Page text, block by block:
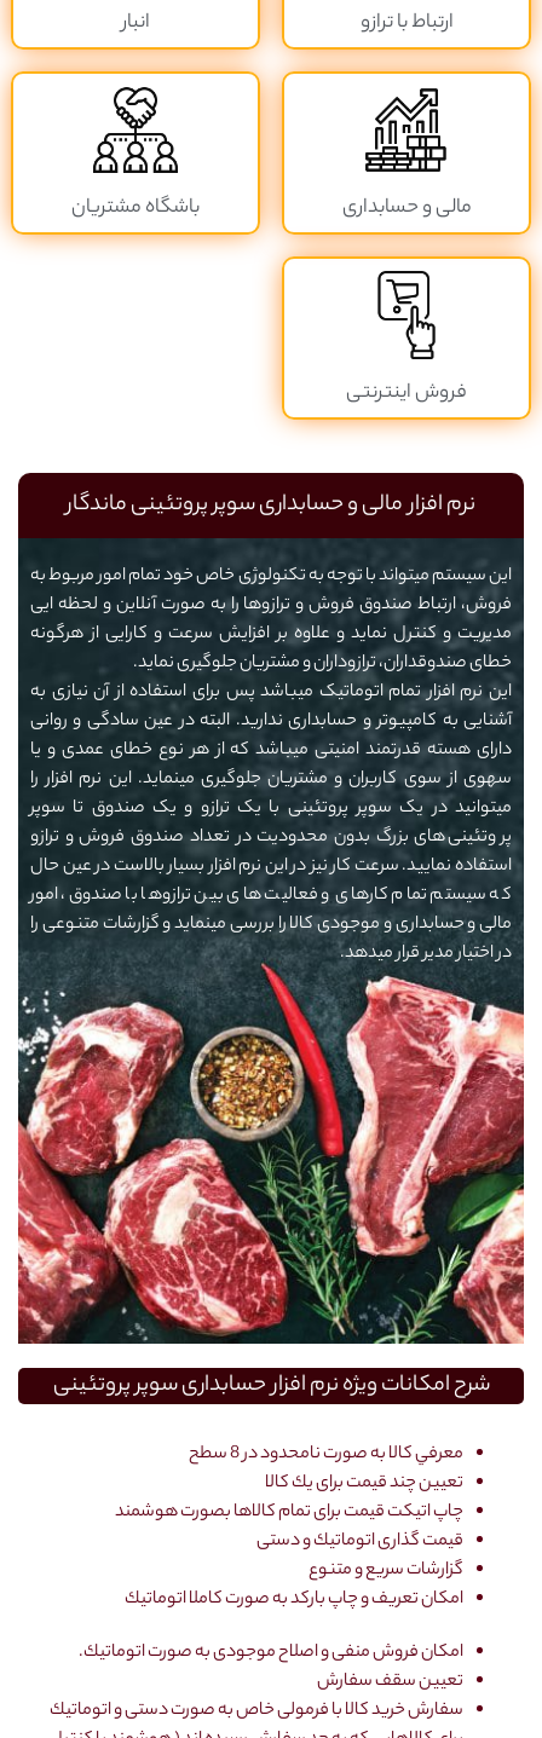
ارتباط با ترازو انبار
مالی و حسابداری باشگاه مشتریان
فروش اینترنتی
نرم افزار مالی و حسابداری سوپر پروتئینی ماندگار
این سیستم میتواند با توجه به تکنولوژی خاص خود تمام امور مربوط به
فروش، ارتباط صندوق فروش و ترازوها را به صورت آنلاین و لحظه ایی
مدیریت و کنترل نماید و علاوه بر افزایش سرعت و کارایی از هرگونه
خطای صندوقداران، ترازوداران و مشتریان جلوگیری نماید.
این نرم افزار تمام اتوماتیک میباشد پس برای استفاده از آن نیازی به
آشنایی به کامپیوتر و حسابداری ندارید. البته در عین سادگی و روانی
دارای هسته قدرتمند امنیتی میباشد که از هر نوع خطای عمدی و یا
سهوی از سوی کاربران و مشتریان جلوگیری مینماید. این نرم افزار را
میتوانید در یک سوپر پروتئینی با یک ترازو و یک صندوق تا سوپر
پروتئینیهای بزرگ بدون محدودیت در تعداد صندوق فروش و ترازو
استفاده نمایید. سرعت کار نیز در این نرم افزار بسیار بالاست در عین حال
که سیستم تمام کارهای و فعالیت های بین ترازوها با صندوق، امور
مالی و حسابداری و موجودی کالا را بررسی مینماید و گزارشات متنوعی را
در اختیار مدیر قرار میدهد.
شرح امكانات ويژه نرم افزار حسابداری سوپر پروتئینی
معرفي كالا به صورت نامحدود در 8 سطح
تعيين چند قيمت برای يك كالا
چاپ اتيكت قيمت برای تمام كالاها بصورت هوشمند
قيمت گذاری اتوماتيك و دستی
گزارشات سريع و متنوع
امكان تعريف و چاپ باركد به صورت كاملا اتوماتيك
امكان فروش منفی و اصلاح موجودی به صورت اتوماتيك.
تعيين سقف سفارش
سفارش خريد كالا با فرمولی خاص به صورت دستی و اتوماتيك